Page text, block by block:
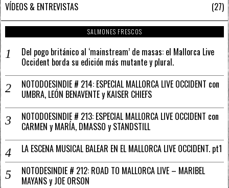
VÍDEOS & ENTREVISTAS
27
SALMONES FRESCOS
Del pogo británico al ‘mainstream’ de masas: el Mallorca Live
Occident borda su edición más mutante y plural.
NOTODOESINDIE # 214: ESPECIAL MALLORCA LIVE OCCIDENT con
UMBRA, LEÓN BENAVENTE y KAISER CHIEFS
NOTODOESINDIE # 213: ESPECIAL MALLORCA LIVE OCCIDENT con
CARMEN y MARÍA, DMASSO y STANDSTILL
LA ESCENA MUSICAL BALEAR EN EL MALLORCA LIVE OCCIDENT. pt1
NOTODESINDIE # 212: ROAD TO MALLORCA LIVE – MARIBEL
MAYANS y JOE ORSON